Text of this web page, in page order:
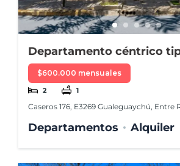
Departamento céntrico
amueblado
$600.000 mensuales
2 1
Caseros 176, E3269 Gualeguaychú, Entre
Departamentos Alquiler